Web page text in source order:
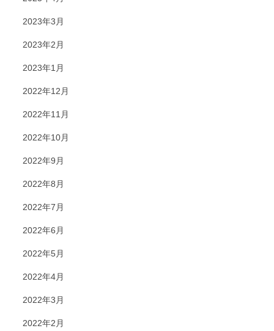
2023年3月
2023年2月
2023年1月
2022年12月
2022年11月
2022年10月
2022年9月
2022年8月
2022年7月
2022年6月
2022年5月
2022年4月
2022年3月
2022年2月